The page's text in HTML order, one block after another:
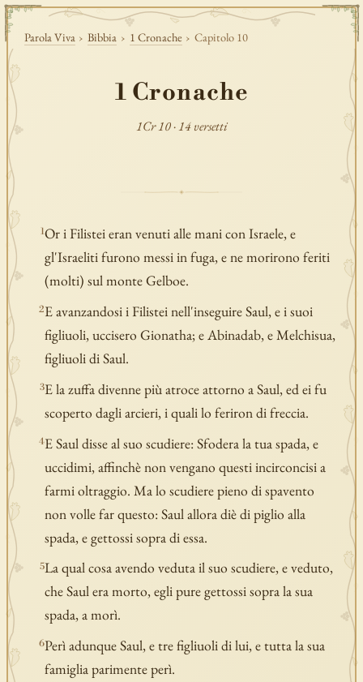
Parola Viva › Bibbia › 1 Cronache › Capitolo 10
1 Cronache
1Cr 10 · 14 versetti
1Or i Filistei eran venuti alle mani con Israele, e
gl'Israeliti furono messi in fuga, e ne morirono feriti
(molti) sul monte Gelboe.
2E avanzandosi i Filistei nell'inseguire Saul, e i suoi
figliuoli, uccisero Gionatha; e Abinadab, e Melchisua,
figliuoli di Saul.
3E la zuffa divenne più atroce attorno a Saul, ed ei fu
scoperto dagli arcieri, i quali lo feriron di freccia.
4E Saul disse al suo scudiere: Sfodera la tua spada, e
uccidimi, affinchè non vengano questi incirconcisi a
farmi oltraggio. Ma lo scudiere pieno di spavento
non volle far questo: Saul allora diè di piglio alla
spada, e gettossi sopra di essa.
5La qual cosa avendo veduta il suo scudiere, e veduto,
che Saul era morto, egli pure gettossi sopra la sua
spada, a morì.
6Perì adunque Saul, e tre figliuoli di lui, e tutta la sua
famiglia parimente perì.